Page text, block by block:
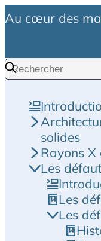
Au cœur des
solides
Rayons
Les
Les
Les